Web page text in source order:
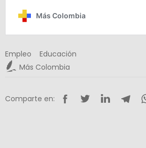
Empleo
Educación
Más Colombia
Comparte en: